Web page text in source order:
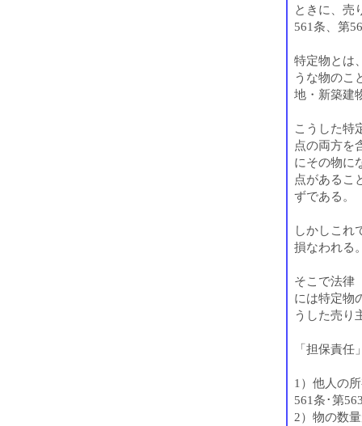
ときに、売
561条、第
特定物とは
うな物のこ
地・新築建
こうした特
点の両方を
にその物に
点があるこ
ずである。
しかしこれ
損なわれる
そこで法律
には特定物
うした売り
「担保責
1）他人の
561条･第
2）物の数